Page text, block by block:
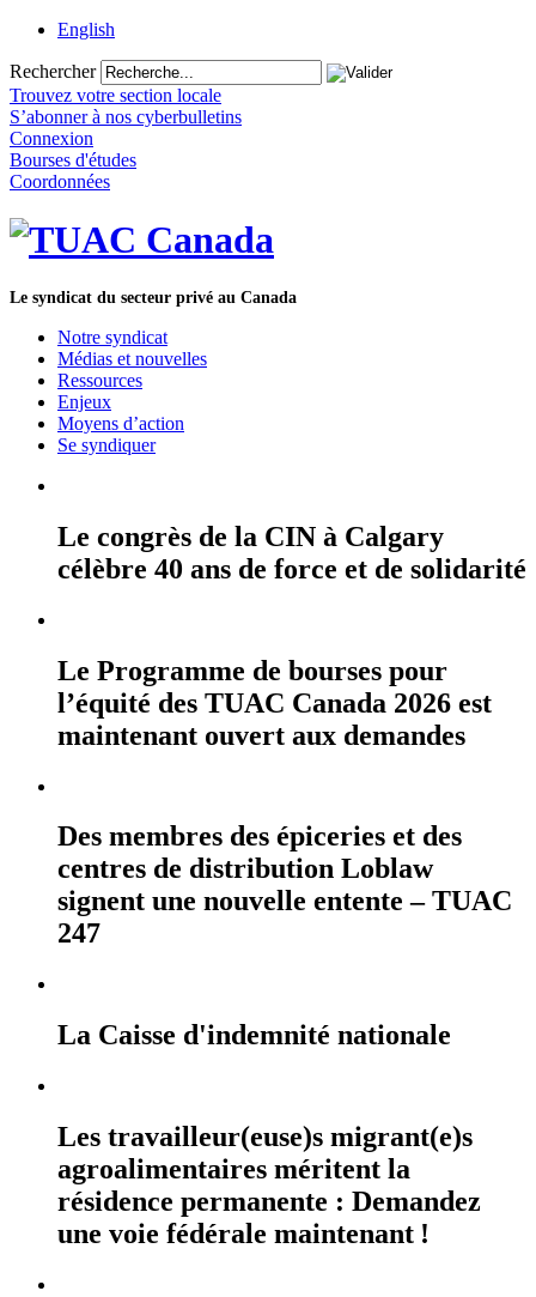
English
Rechercher
Trouvez votre section locale
S’abonner à nos cyberbulletins
Connexion
Bourses d'études
Coordonnées
Le syndicat du secteur privé au Canada
Notre syndicat
Médias et nouvelles
Ressources
Enjeux
Moyens d’action
Se syndiquer
Le congrès de la CIN à Calgary
célèbre 40 ans de force et de solidarité
Le Programme de bourses pour
l’équité des TUAC Canada 2026 est
maintenant ouvert aux demandes
Des membres des épiceries et des
centres de distribution Loblaw
signent une nouvelle entente – TUAC
247
La Caisse d'indemnité nationale
Les travailleur(euse)s migrant(e)s
agroalimentaires méritent la
résidence permanente : Demandez
une voie fédérale maintenant !